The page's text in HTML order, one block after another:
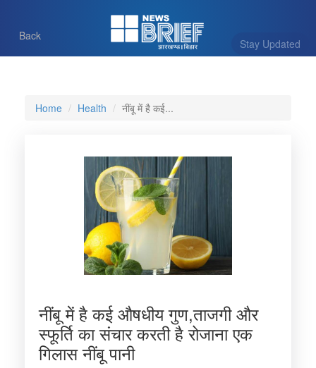
Stay Updated
Back
Home Health नींबू में है कई...
नींबू में है कई औषधीय गुण,ताजगी और
स्फूर्ति का संचार करती है रोजाना एक
गिलास नींबू पानी